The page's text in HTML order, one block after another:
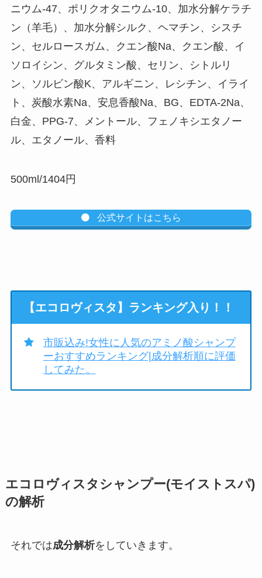
ニウム-47、ポリクオタニウム-10、加水分解ケラチ
ン（羊毛）、加水分解シルク、ヘマチン、シスチ
ン、セルロースガム、クエン酸Na、クエン酸、イ
ソロイシン、グルタミン酸、セリン、シトルリ
ン、ソルビン酸K、アルギニン、レシチン、イライ
ト、炭酸水素Na、安息香酸Na、BG、EDTA-2Na、
白金、PPG-7、メントール、フェノキシエタノー
ル、エタノール、香料
500ml/1404円
公式サイトはこちら
【エコロヴィスタ】ランキング入り！！
市販込み!女性に人気のアミノ酸シャンプ
ーおすすめランキング|成分解析順に評価
してみた。
エコロヴィスタシャンプー(モイストスパ)
の解析
それでは成分解析をしていきます。